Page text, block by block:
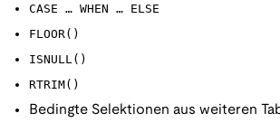
CASE … WHEN … ELSE
FLOOR()
ISNULL()
RTRIM()
Bedingte Selektionen aus weiteren